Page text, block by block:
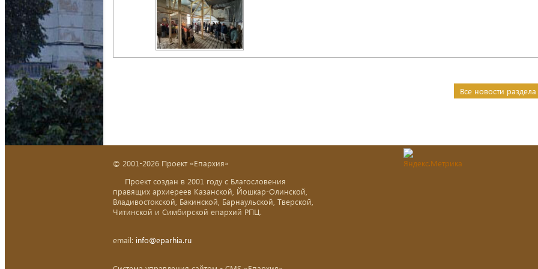
Все новости
© 2001-2026 Проект «Епархия»
Проект создан в 2001 году с Благословения
правящих архиереев Казанской, Йошкар-Олинской,
Владивостокской, Бакинской, Барнаульской, Тверской,
Читинской и Симбирской епархий РПЦ.
email: info@eparhia.ru